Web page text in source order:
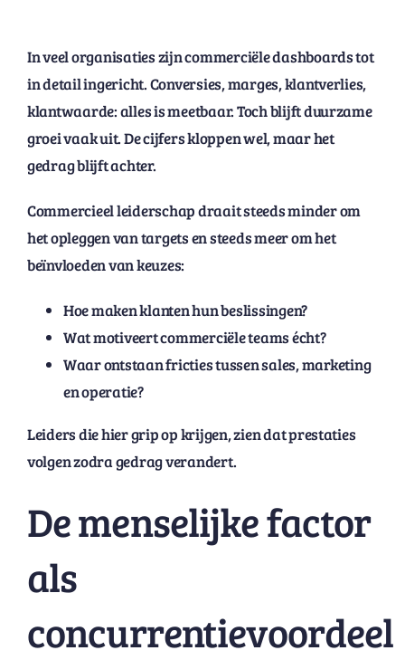
In veel organisaties zijn commerciële dashboards tot
in detail ingericht. Conversies, marges, klantverlies,
klantwaarde: alles is meetbaar. Toch blijft duurzame
groei vaak uit. De cijfers kloppen wel, maar het
gedrag blijft achter.
Commercieel leiderschap draait steeds minder om
het opleggen van targets en steeds meer om het
beïnvloeden van keuzes:
Hoe maken klanten hun beslissingen?
Wat motiveert commerciële teams écht?
Waar ontstaan fricties tussen sales, marketing
en operatie?
Leiders die hier grip op krijgen, zien dat prestaties
volgen zodra gedrag verandert.
De menselijke factor
als
concurrentievoordeel